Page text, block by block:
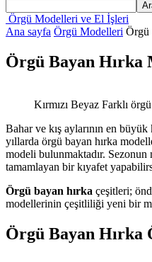
Örgü Modelleri ve El İşleri
Ana sayfa Örgü Modelleri Örgü
Örgü Bayan Hırka
Kırmızı Beyaz Farklı
Bahar ve kış aylarının en
yıllarda örgü bayan hırka
modeli bulunmaktadır.
tamamlayan bir kıyafet
Örgü bayan hırka çeşitleri;
modellerinin çeşitliliği yeni bir
Örgü Bayan Hırka